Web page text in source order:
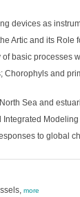
devices as
Artic and its Role
of basic processes
Chorophyls and
Sea and
Integrated
to global
more